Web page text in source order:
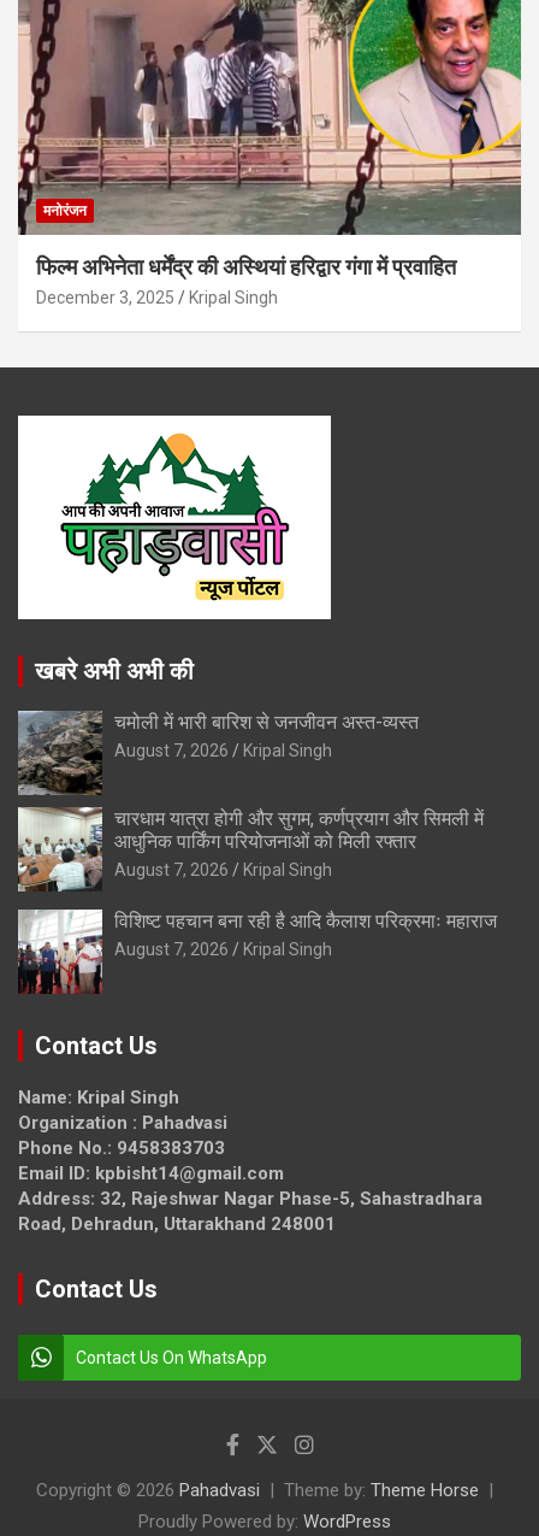
मनोरंजन
फिल्म अभिनेता धर्मेंद्र की अस्थियां हरिद्वार गंगा में प्रवाहित
December 3, 2025 Kripal Singh
खबरे अभी अभी की
चमोली में भारी बारिश से जनजीवन अस्त-व्यस्त
August 7, 2026 Kripal Singh
चारधाम यात्रा होगी और सुगम, कर्णप्रयाग और सिमली में
आधुनिक पार्किंग परियोजनाओं को मिली रफ्तार
August 7, 2026 Kripal Singh
विशिष्ट पहचान बना रही है आदि कैलाश परिक्रमाः महाराज
August 7, 2026 Kripal Singh
Contact Us
Name: Kripal Singh
Organization : Pahadvasi
Phone No.: 9458383703
Email ID: kpbisht14@gmail.com
Address: 32, Rajeshwar Nagar Phase-5, Sahastradhara
Road, Dehradun, Uttarakhand 248001
Contact Us
Contact Us On WhatsApp
Copyright © 2026 Pahadvasi Theme by: Theme Horse
Proudly Powered by: WordPress